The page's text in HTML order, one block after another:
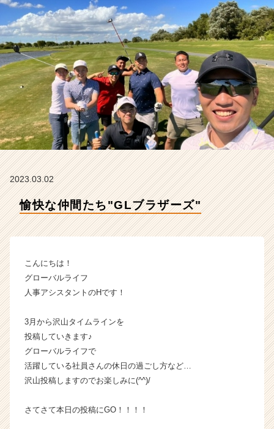
ラ
イ
フ
株
式
会
社
の
タ
イ
ム
ラ
ベ
ン
ャ
企
ら
ウ
ト
届
2023.03.02
愉快な仲間たち"GLブラザーズ"
こんにちは！
グローバルライフ
人事アシスタントのHです！
3月から沢山タイムラインを
投稿していきます♪
グローバルライフで
活躍している社員さんの休日の過ごし方など…
沢山投稿しますのでお楽しみに(^^)/
さてさて本日の投稿にGO！！！！